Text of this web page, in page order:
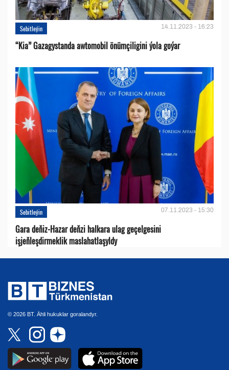
Sebitleýin 14.11.2023 - 16:23
“Kia” Gazagystanda awtomobil önümçiligini ýola goýar
Sebitleýin 07.11.2023 - 15:30
Gara deňiz-Hazar deňzi halkara ulag geçelgesini
işjeňleşdirmeklik maslahatlaşyldy
© 2026 BT. Ähli hukuklar goralandyr.